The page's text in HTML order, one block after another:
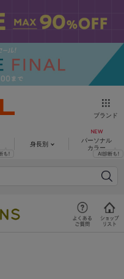
ブランド
身長別
パーソナル
カラー